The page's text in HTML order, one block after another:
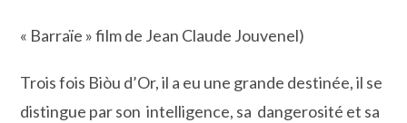
« Barraïe » film de Jean Claude Jouvenel)
Trois fois Biòu d’Or, il a eu une grande destinée, il se
distingue par son intelligence, sa dangerosité et sa